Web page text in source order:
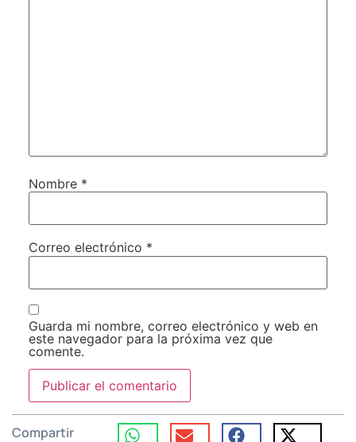
Nombre *
Correo electrónico *
Guarda mi nombre, correo electrónico y web en
este navegador para la próxima vez que
comente.
Compartir